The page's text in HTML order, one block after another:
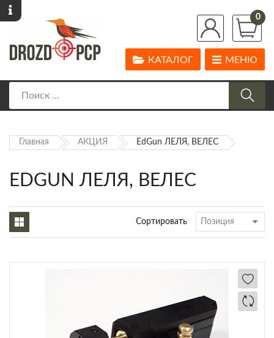
0
МЕНЮ
КАТАЛОГ
Главная АКЦИЯ EdGun ЛЕЛЯ, ВЕЛЕС
EDGUN ЛЕЛЯ, ВЕЛЕС
Сортировать